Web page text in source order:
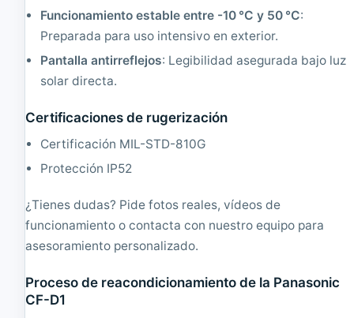
|
2
S
M
9
2
0
0
8
B
M
2
5
6
G
S
D
Funcionamiento estable entre -10 °C y 50 °C:
Preparada para uso intensivo en exterior.
Pantalla antirreflejos: Legibilidad asegurada bajo luz
solar directa.
Certificaciones de rugerización
Certificación MIL-STD-810G
Protección IP52
¿Tienes dudas? Pide fotos reales, vídeos de
funcionamiento o contacta con nuestro equipo para
asesoramiento personalizado.
Proceso de reacondicionamiento de la Panasonic
CF-D1